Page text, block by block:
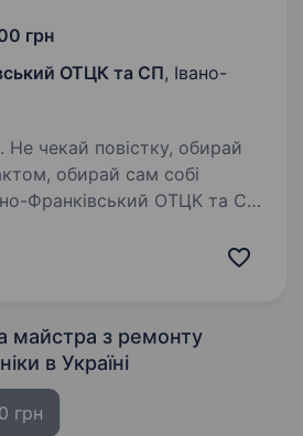
грн
ОТЦК та СП, Івано-
обирай сам собі
Франківський ОТЦК та СП
віком від 18 до 45
майстра з ремонту
в Україні
грн